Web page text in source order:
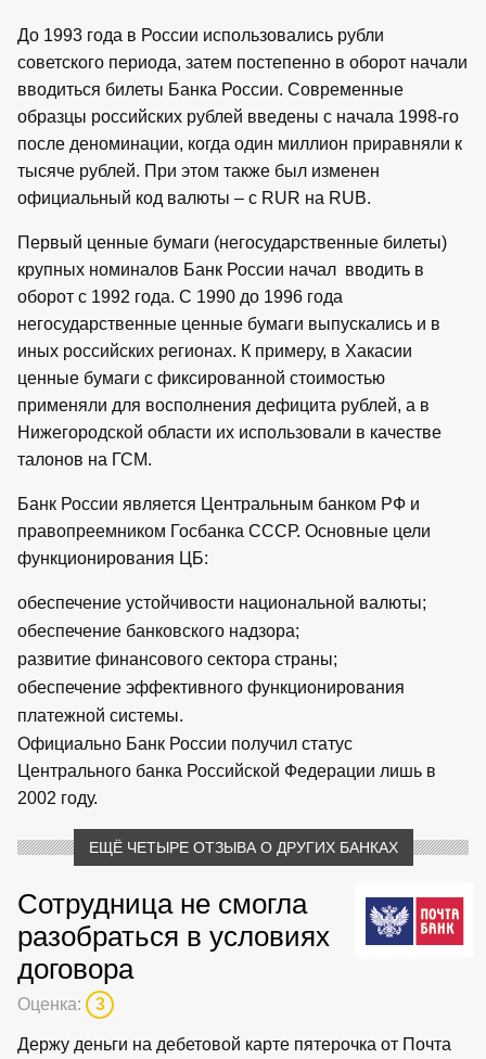
До 1993 года в России использовались рубли
советского периода, затем постепенно в оборот начали
вводиться билеты Банка России. Современные
образцы российских рублей введены с начала 1998-го
после деноминации, когда один миллион приравняли к
тысяче рублей. При этом также был изменен
официальный код валюты – с RUR на RUB.
Первый ценные бумаги (негосударственные билеты)
крупных номиналов Банк России начал вводить в
оборот с 1992 года. С 1990 до 1996 года
негосударственные ценные бумаги выпускались и в
иных российских регионах. К примеру, в Хакасии
ценные бумаги с фиксированной стоимостью
применяли для восполнения дефицита рублей, а в
Нижегородской области их использовали в качестве
талонов на ГСМ.
Банк России является Центральным банком РФ и
правопреемником Госбанка СССР. Основные цели
функционирования ЦБ:
обеспечение устойчивости национальной валюты;
обеспечение банковского надзора;
развитие финансового сектора страны;
обеспечение эффективного функционирования
платежной системы.
Официально Банк России получил статус
Центрального банка Российской Федерации лишь в
2002 году.
ЕЩЁ ЧЕТЫРЕ ОТЗЫВА О ДРУГИХ БАНКАХ
Сотрудница не смогла
разобраться в условиях
договора
Оценка: 3
Держу деньги на дебетовой карте пятерочка от Почта